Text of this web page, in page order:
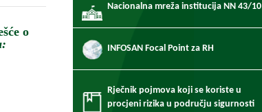
o
Nacionalna mreža institucija NN 43/10
INFOSAN Focal Point za RH
Rječnik pojmova koji se koriste u
procjeni rizika u području sigurnosti